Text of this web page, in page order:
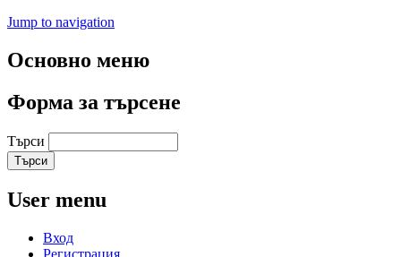
Jump to navigation
Основно меню
Форма за търсене
Търси
User menu
Вход
Регистрация